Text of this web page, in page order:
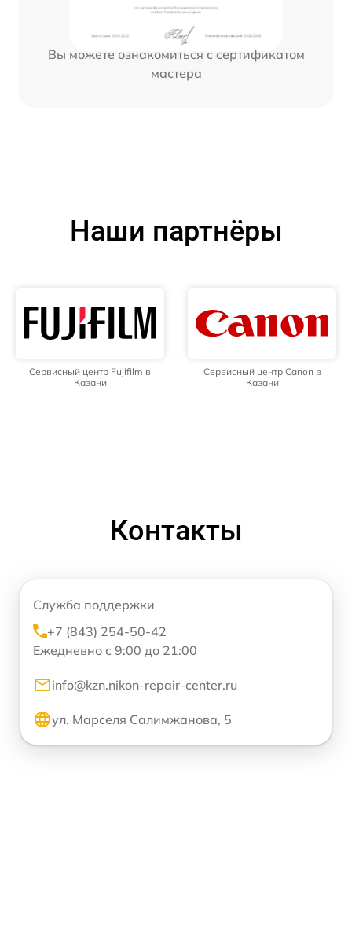
Вы можете ознакомиться с сертификатом
мастера
Наши партнёры
Сервисный центр Fujifilm в
Казани
Сервисный центр Canon в
Казани
Контакты
Служба поддержки
+7 (843) 254-50-42
Ежедневно с 9:00 до 21:00
info@kzn.nikon-repair-center.ru
ул. Марселя Салимжанова, 5